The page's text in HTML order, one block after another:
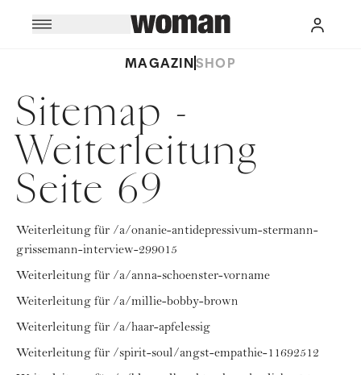
MAGAZINSHOP
Sitemap -
Weiterleitung
Seite 69
Weiterleitung für /a/onanie-antidepressivum-stermann-
grissemann-interview-299015
Weiterleitung für /a/anna-schoenster-vorname
Weiterleitung für /a/millie-bobby-brown
Weiterleitung für /a/haar-apfelessig
Weiterleitung für /spirit-soul/angst-empathie-11692512